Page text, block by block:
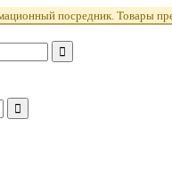
посредник. Товары